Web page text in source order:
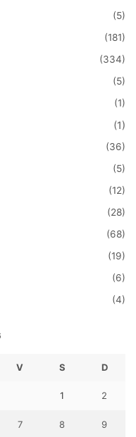
(5)
(181)
(334)
(5)
(1)
(1)
(36)
(5)
(12)
(28)
(68)
(19)
(6)
(4)
V S D
1 2
7 8 9